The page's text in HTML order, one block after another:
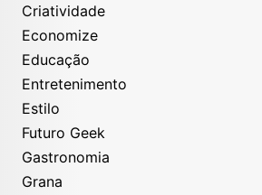
Criatividade
Economize
Educação
Entretenimento
Estilo
Futuro Geek
Gastronomia
Grana